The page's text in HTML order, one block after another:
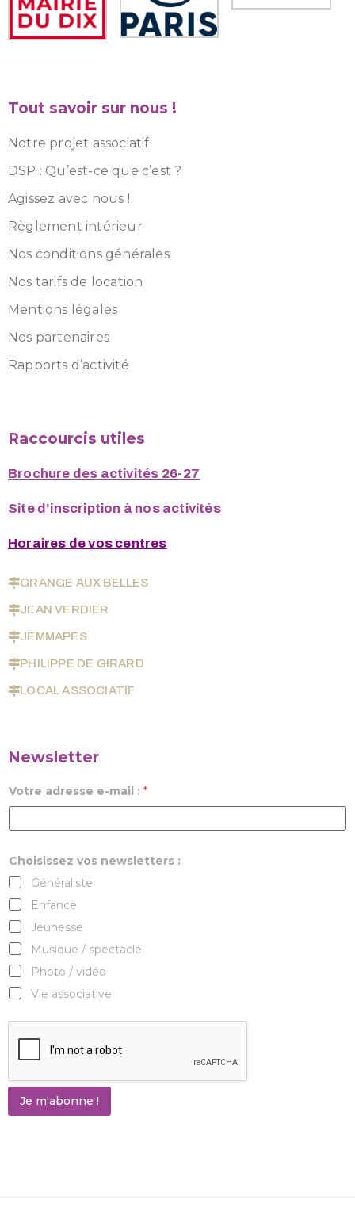
Tout savoir sur nous !
Notre projet associatif
DSP : Qu’est-ce que c’est ?
Agissez avec nous !
Règlement intérieur
Nos conditions générales
Nos tarifs de location
Mentions légales
Nos partenaires
Rapports d’activité
Raccourcis utiles
Brochure des activités 26-27
Site d’inscription à nos activités
Horaires de vos centres
GRANGE AUX BELLES
JEAN VERDIER
JEMMAPES
PHILIPPE DE GIRARD
LOCAL ASSOCIATIF
Newsletter
Votre adresse e-mail : *
Choisissez vos newsletters :
Généraliste
Enfance
Jeunesse
Musique / spectacle
Photo / vidéo
Vie associative
Je m'abonne !